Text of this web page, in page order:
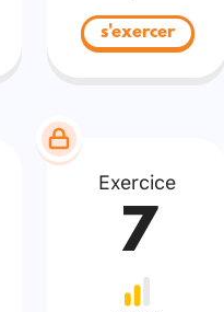
s'exercer
Exercice
7